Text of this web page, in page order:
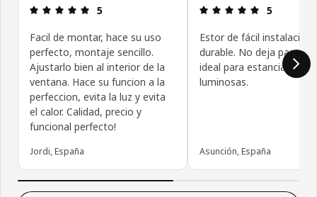
Reseña: 5 de 5 estrellas.
5
Facil de montar, hace su uso
perfecto, montaje sencillo.
Ajustarlo bien al interior de la
ventana. Hace su funcion a la
perfeccion, evita la luz y evita
el calor. Calidad, precio y
funcional perfecto!
Jordi, España
Reseña: 5
5
Estor de fácil instalación
durable. No deja
ideal para estancias muy
luminosas.
Asunción, España